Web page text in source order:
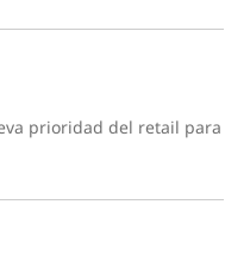
prioridad del retail para